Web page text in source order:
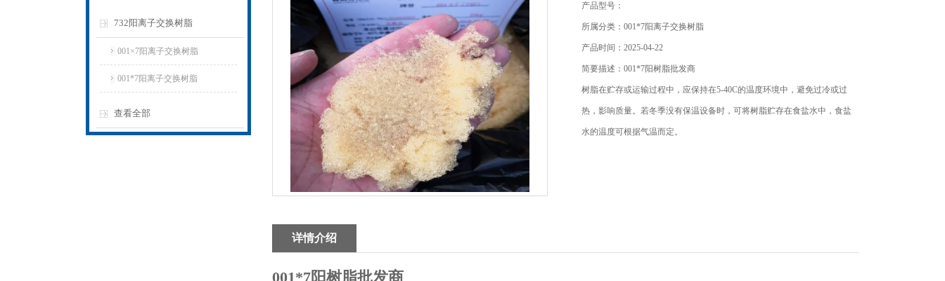
732阳离子交换树脂
001×7阳离子交换树脂
001*7阳离子交换树脂
查看全部
产品型号：
所属分类：001*7阳离子交换树脂
产品时间：2025-04-22
简要描述：001*7阳树脂批发商
树脂在贮存或运输过程中，应保持在5-40C的温度环境中，避免过冷或过
热，影响质量。若冬季没有保温设备时，可将树脂贮存在食盐水中，食盐
水的温度可根据气温而定。
详情介绍
001*7阳树脂批发商